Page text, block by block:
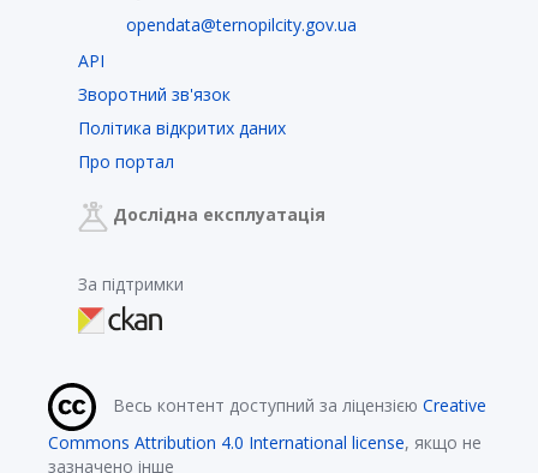
opendata@ternopilcity.gov.ua
API
Зворотний зв'язок
Політика відкритих даних
Про портал
Дослідна експлуатація
За підтримки
Весь контент доступний за ліцензією Creative
Commons Attribution 4.0 International license, якщо не
зазначено інше